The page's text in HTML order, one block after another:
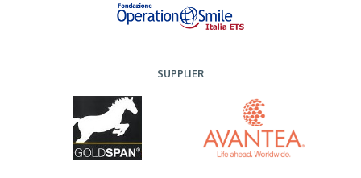
SUPPLIER